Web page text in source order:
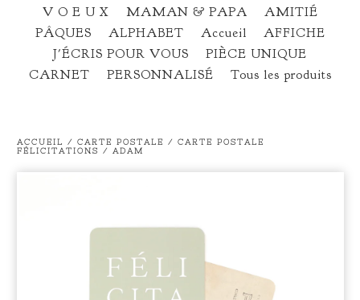
V O E U X
MAMAN & PAPA
AMITIÉ
PÂQUES
ALPHABET Accueil
AFFICHE
J'ÉCRIS POUR VOUS
PIÈCE UNIQUE
CARNET
PERSONNALISÉ Tous les produits
ACCUEIL / CARTE POSTALE / CARTE POSTALE
FÉLICITATIONS / ADAM